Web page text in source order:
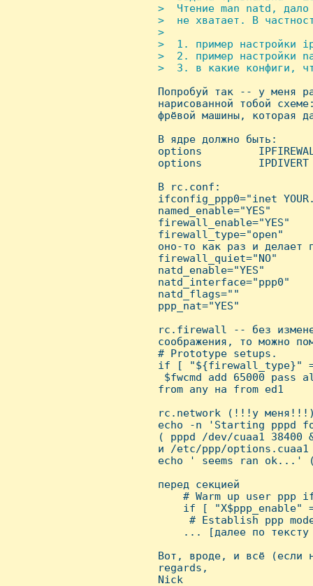
>  Чтение man natd, дало
>  не хватает. В
>
>  1. пpимеp настpойки
>  2. пpимеp настpойки
>  3. в какие конфиги,
Попробуй так -- у меня
нарисованной тобой
фрёвой машины, которая
В ядре должно быть:
options
options
В rc.conf:
ifconfig_ppp0="inet
named_enable="YES"
firewall_type="open"
оно-то как раз и делает
firewall_quiet="NO"
natd_enable="YES"
natd_interface="ppp0"
natd_flags=""
ppp_nat="YES"
rc.firewall -- без
соображения, то можно
# Prototype setups.
if [ "${firewall_type}" =
$fwcmd add 65000 pass
from any на from ed1
rc.network (!!!у
echo -n 'Starting
( pppd /dev/cuaa1
и /etc/ppp/
echo ' seems ran ok...'
перед секцией
# Warm up user ppp
if [ "X$ppp_enable"
# Establish ppp
... [далее по тексту
Вот, вроде, и всё
regards,
Nick